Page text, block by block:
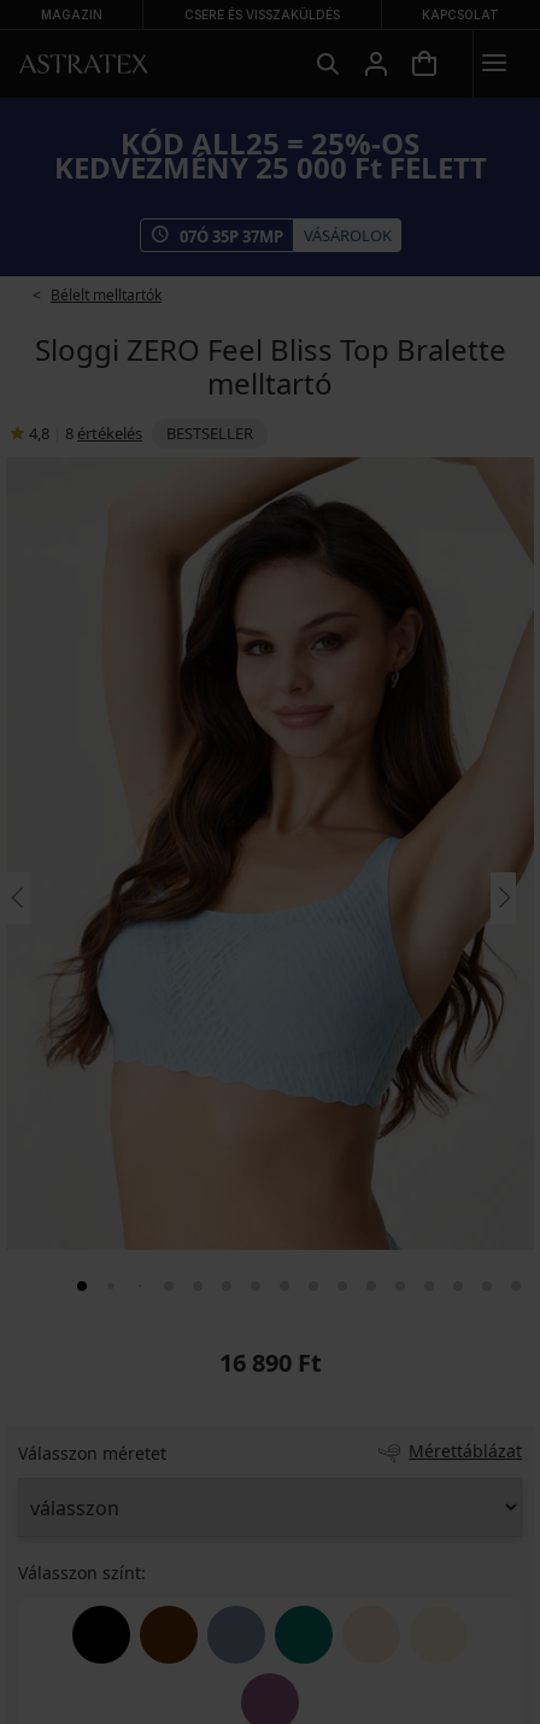
MAGAZIN CSERE ÉS VISSZAKÜLDÉS KAPCSOLAT
KÓD ALL25 = 25%-OS
KEDVEZMÉNY 25 000 Ft FELETT
07Ó35P36MP VÁSÁROLOK
Bélelt melltartók
Sloggi ZERO Feel Bliss Top Bralette
melltartó
4,8 8 értékelés BESTSELLER
16 890 Ft
Válasszon méretet Mérettáblázat
Válasszon színt: